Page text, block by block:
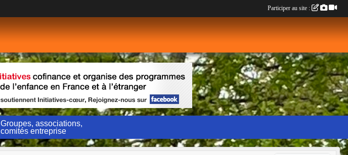
Groupes, associations,
comités entreprise
Participer au site :